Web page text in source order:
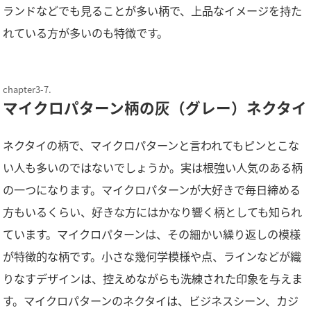
ランドなどでも見ることが多い柄で、上品なイメージを持た
れている方が多いのも特徴です。
マイクロパターン柄の灰（グレー）ネクタイ
ネクタイの柄で、マイクロパターンと言われてもピンとこな
い人も多いのではないでしょうか。実は根強い人気のある柄
の一つになります。マイクロパターンが大好きで毎日締める
方もいるくらい、好きな方にはかなり響く柄としても知られ
ています。マイクロパターンは、その細かい繰り返しの模様
が特徴的な柄です。小さな幾何学模様や点、ラインなどが織
りなすデザインは、控えめながらも洗練された印象を与えま
す。マイクロパターンのネクタイは、ビジネスシーン、カジ